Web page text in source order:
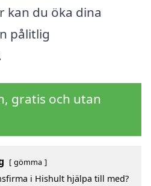
kan du öka dina
pålitlig
gratis och utan
gömma
i Hishult hjälpa till med?